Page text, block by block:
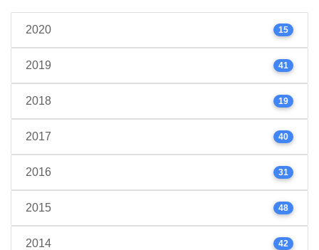
2020 15
2019 41
2018 19
2017 40
2016 31
2015 48
2014 42